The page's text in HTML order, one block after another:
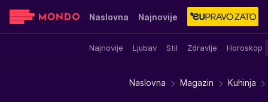
Naslovna Najnovije
Najnovije Ljubav Stil Zdravlje Horoskop
Sensa Stvar ukusa Yumama
Naslovna Magazin Kuhinja